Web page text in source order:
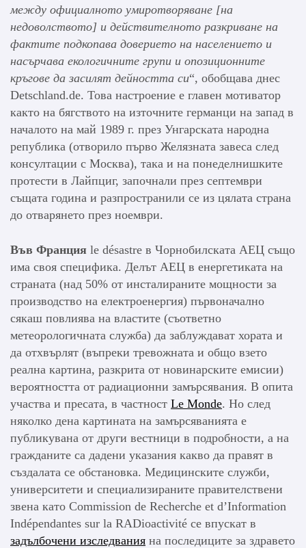
между официалното умиротворяване [на
недоволството] и действителното разкриване на
фактите подкопава доверието на населението и
насърчава екологичните групи и опозиционните
кръгове да засилят дейността си“, обобщава днес
Detschland.de. Това настроение е главен мотиватор
както на бягството на източните германци на запад в
началото на май 1989 г. през Унгарската народна
република (отворило първо Желязната завеса след
консултации с Москва), така и на понеделнишките
протести в Лайпциг, започнали през септември
същата година и разпространили се из цялата страна
до отварянето през ноември.
Във Франция le désastre в Чорнобилската АЕЦ също
има своя специфика. Делът АЕЦ в енергетиката на
страната (над 50% от инсталираните мощности за
производство на електроенергия) първоначално
сякаш повлиява на властите (съответно
метеорологичната служба) да заблуждават хората и
да отхвърлят (въпреки тревожната и общо взето
реална картина, разкрита от новинарските емисии)
вероятността от радиационни замърсявания. В опита
участва и пресата, в частност Le Monde. Но след
няколко дена картината на замърсяванията е
публикувана от други вестници в подробности, а на
гражданите са дадени указания какво да правят в
създалата се обстановка. Медицинските служби,
университети и специализираните правителствени
звена като Commission de Recherche et d’Information
Indépendantes sur la RADioactivité се впускат в
задълбочени изследвания на последиците за здравето